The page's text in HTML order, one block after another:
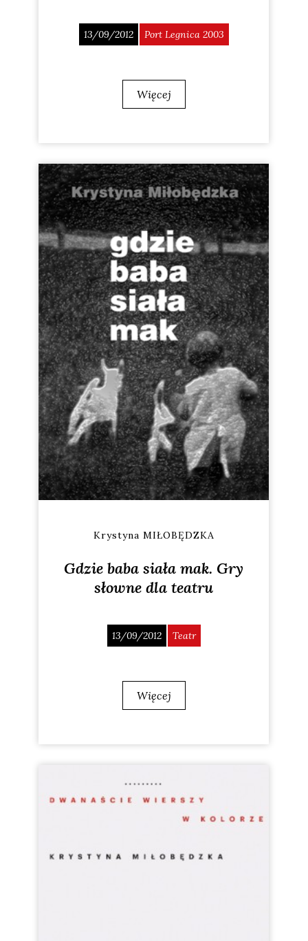
13/09/2012 Port Legnica 2003
Więcej
Krystyna MIŁOBĘDZKA
Gdzie baba siała mak. Gry
słowne dla teatru
13/09/2012 Teatr
Więcej